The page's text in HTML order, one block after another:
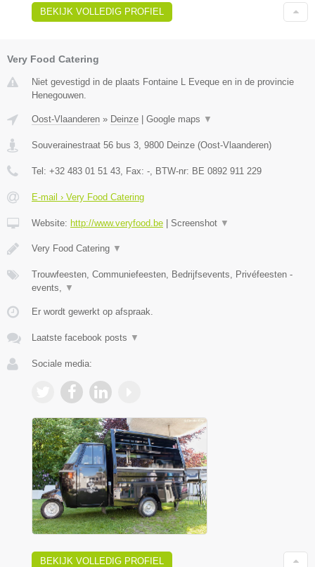
BEKIJK VOLLEDIG PROFIEL
Very Food Catering
Niet gevestigd in de plaats Fontaine L Eveque en in de provincie
Henegouwen.
Oost-Vlaanderen » Deinze Google maps ▼
Souverainestraat 56 bus 3, 9800 Deinze (Oost-Vlaanderen)
Tel: +32 483 01 51 43, Fax: -, BTW-nr: BE 0892 911 229
E-mail › Very Food Catering
Website: http://www.veryfood.be Screenshot ▼
Very Food Catering ▼
Trouwfeesten, Communiefeesten, Bedrijfsevents, Privéfeesten -
events, ▼
Er wordt gewerkt op afspraak.
Laatste facebook posts ▼
Sociale media:
BEKIJK VOLLEDIG PROFIEL